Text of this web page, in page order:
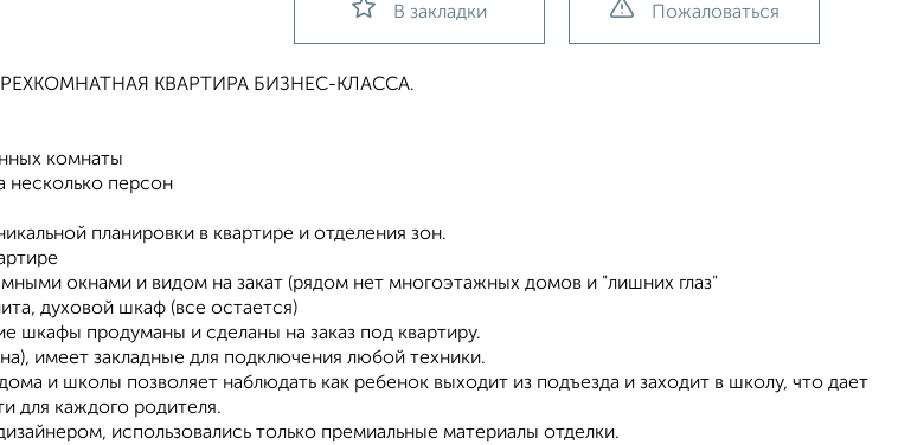
В закладки Пожаловаться
КВАРТИРА БИЗНЕС-КЛАССА.
комнаты
несколько персон
планировки в квартире и отделения зон.
окнами и видом на закат (рядом нет многоэтажных домов и "лишних глаз"
духовой шкаф (все остается)
шкафы продуманы и сделаны на заказ под квартиру.
имеет закладные для подключения любой техники.
и школы позволяет наблюдать как ребенок выходит из подъезда и заходит в школу, что дает
для каждого родителя.
использовались только премиальные материалы отделки.